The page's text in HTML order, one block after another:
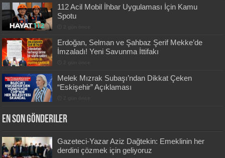
112 Acil Mobil İhbar Uygulaması İçin Kamu
Spotu
Erdoğan, Selman ve Şahbaz Şerif Mekke’de
İmzaladı! Yeni Savunma İttifakı
Melek Mızrak Subaşı’ndan Dikkat Çeken
“Eskişehir” Açıklaması
En Son Gönderiler
Gazeteci-Yazar Aziz Dağtekin: Emeklinin her
derdini çözmek için geliyoruz